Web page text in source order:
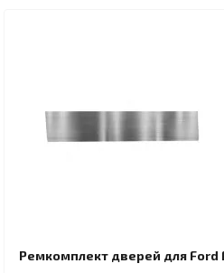
Ремкомплект дверей для Ford